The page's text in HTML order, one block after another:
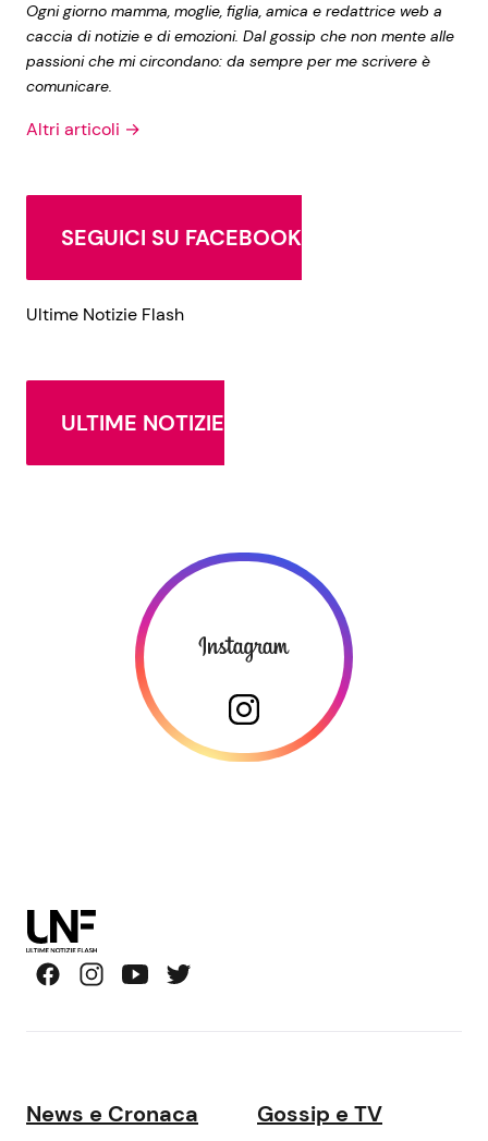
Ogni giorno mamma, moglie, figlia, amica e redattrice web a
caccia di notizie e di emozioni. Dal gossip che non mente alle
passioni che mi circondano: da sempre per me scrivere è
comunicare.
Altri articoli →
SEGUICI SU FACEBOOK
Ultime Notizie Flash
ULTIME NOTIZIE
News e Cronaca Gossip e TV